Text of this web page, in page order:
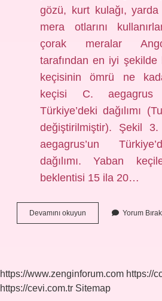
gözü, kurt kulağı,
mera otlarını
çorak meralar
tarafından en iyi şekilde
keçisinin ömrü ne
keçisi C. aegagrus
Türkiye’deki dağılımı
değiştirilmiştir). Şekil
aegagrus’un
dağılımı. Yaban
beklentisi 15 ila 20…
Devamını okuyun
Keçisi
Yorum Bırak
https://www.zenginforum.com https://
https://cevi.com.tr Sitemap